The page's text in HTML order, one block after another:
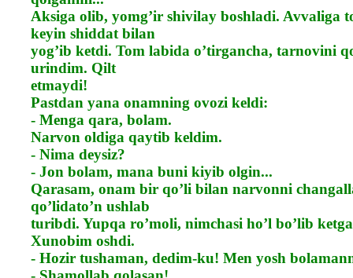
Aksiga olib, yomg’ir shivilay boshladi. Avvaliga
keyin shiddat bilan
yog’ib ketdi. Tom labida o’tirgancha, tarnovini
urindim. Qilt
etmaydi!
Pastdan yana onamning ovozi keldi:
- Menga qara, bolam.
Narvon oldiga qaytib keldim.
- Nima deysiz?
- Jon bolam, mana buni kiyib olgin...
Qarasam, onam bir qo’li bilan narvonni
qo’lidato’n ushlab
turibdi. Yupqa ro’moli, nimchasi ho’l bo’lib
Xunobim oshdi.
- Hozir tushaman, dedim-ku! Men yosh